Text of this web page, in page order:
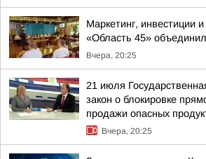
Маркетинг, инвестиции
«Область 45»
Вчера, 20:25
21 июля
закон о блокировке
продажи опасных
Вчера, 20:25